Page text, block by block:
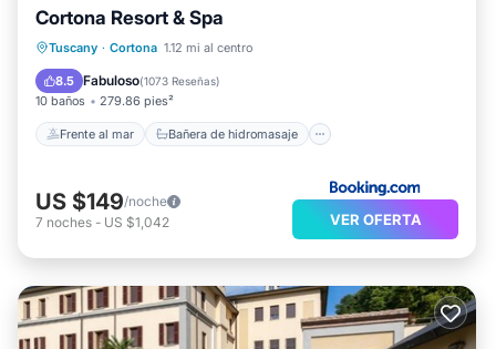
Cortona Resort & Spa
Tuscany · Cortona 1.12 mi al centro
8.5 Fabuloso(1073 Reseñas)
10 baños 279.86 pies²
Frente al mar Bañera de hidromasaje
Frente al mar
Bañera de hidromasaje
Desayuno
Aparcamiento
US $149/noche
7 noches - US $1,042 VER OFERTA